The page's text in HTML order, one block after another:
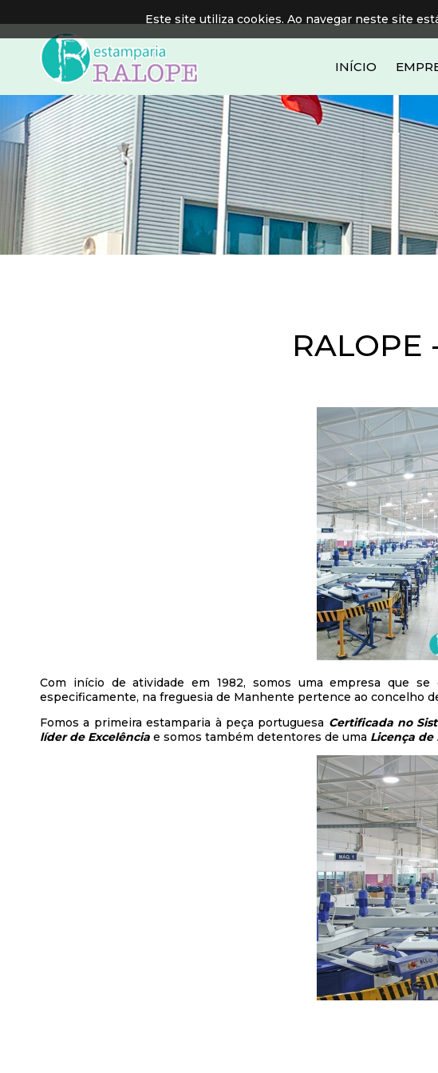
INÍCIO
RALOPE
Com início de atividade em 1982, somos uma empresa que
especificamente, na freguesia de Manhente pertence ao concelho
Fomos a primeira estamparia à peça portuguesa Certificada no
líder de Excelência e somos também detentores de uma Licença de
Este site utiliza cookies. Ao navegar neste site